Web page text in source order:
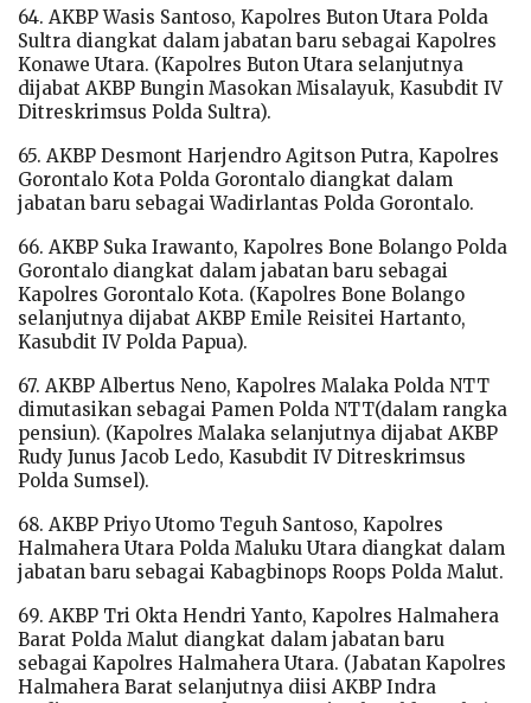
64. AKBP Wasis Santoso, Kapolres Buton Utara Polda
Sultra diangkat dalam jabatan baru sebagai Kapolres
Konawe Utara. (Kapolres Buton Utara selanjutnya
dijabat AKBP Bungin Masokan Misalayuk, Kasubdit IV
Ditreskrimsus Polda Sultra).
65. AKBP Desmont Harjendro Agitson Putra, Kapolres
Gorontalo Kota Polda Gorontalo diangkat dalam
jabatan baru sebagai Wadirlantas Polda Gorontalo.
66. AKBP Suka Irawanto, Kapolres Bone Bolango Polda
Gorontalo diangkat dalam jabatan baru sebagai
Kapolres Gorontalo Kota. (Kapolres Bone Bolango
selanjutnya dijabat AKBP Emile Reisitei Hartanto,
Kasubdit IV Polda Papua).
67. AKBP Albertus Neno, Kapolres Malaka Polda NTT
dimutasikan sebagai Pamen Polda NTT(dalam rangka
pensiun). (Kapolres Malaka selanjutnya dijabat AKBP
Rudy Junus Jacob Ledo, Kasubdit IV Ditreskrimsus
Polda Sumsel).
68. AKBP Priyo Utomo Teguh Santoso, Kapolres
Halmahera Utara Polda Maluku Utara diangkat dalam
jabatan baru sebagai Kabagbinops Roops Polda Malut.
69. AKBP Tri Okta Hendri Yanto, Kapolres Halmahera
Barat Polda Malut diangkat dalam jabatan baru
sebagai Kapolres Halmahera Utara. (Jabatan Kapolres
Halmahera Barat selanjutnya diisi AKBP Indra